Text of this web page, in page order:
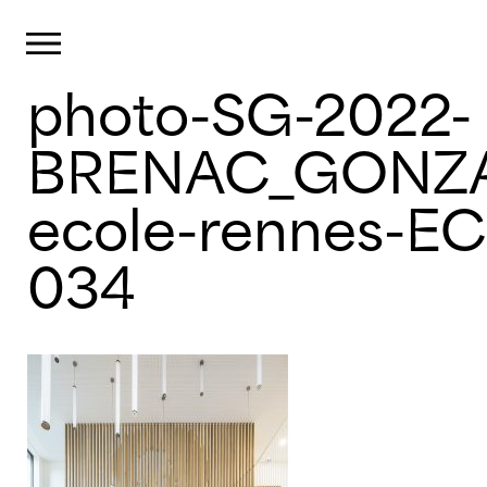
to
content
photo-SG-2022-
ecole-rennes-
034